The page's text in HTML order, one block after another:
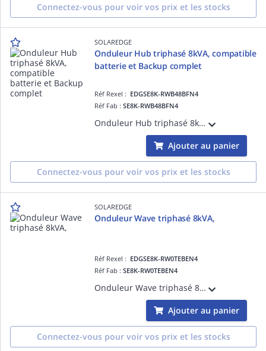
Connectez-vous pour voir vos prix et les stocks
SOLAREDGE
Onduleur Hub triphasé 8kVA, compatible
batterie et Backup complet
Réf Rexel : EDGSE8K-RWB48BFN4
Réf Fab :SE8K-RWB48BFN4
Onduleur Hub triphasé 8kVA, Gamme Résidentielle, pour pouvoir bénéficier d'un Backup, compatible avec l'écosystème de SolarEdge : Interface de Backup 3ph, Batterie 48V, Chargeur de VE, et appareils de domotique.
Ajouter au panier
Connectez-vous pour voir vos prix et les stocks
SOLAREDGE
Onduleur Wave triphasé 8kVA,
Réf Rexel : EDGSE8K-RW0TEBEN4
Réf Fab :SE8K-RW0TEBEN4
Onduleur Wave triphasé 8kVA, gamme Résidentielle, compatible avec l'écosystème de SolarEdge : Chargeur de VE, et appareils de domotique.
Ajouter au panier
Connectez-vous pour voir vos prix et les stocks